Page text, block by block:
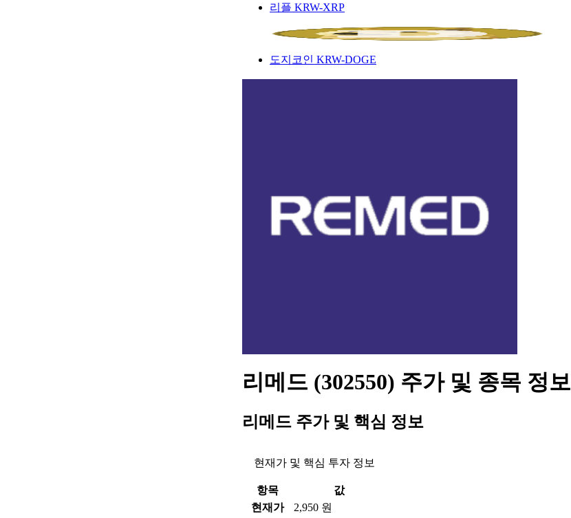
리플 KRW-XRP
도지코인 KRW-DOGE
리메드 (302550) 주가 및 종목 정보
리메드 주가 및 핵심 정보
현재가 및 핵심 투자 정보
항목
값
현재가
2,950 원